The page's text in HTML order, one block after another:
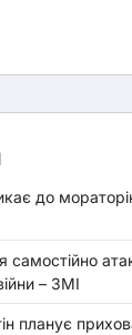
до
самостійно
– ЗМІ
планує